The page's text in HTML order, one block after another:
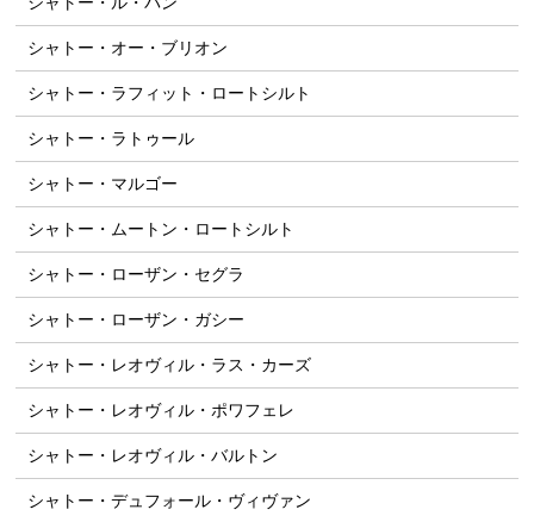
シャトー・オー・ブリオン
シャトー・ラフィット・ロートシルト
シャトー・ラトゥール
シャトー・マルゴー
シャトー・ムートン・ロートシルト
シャトー・ローザン・セグラ
シャトー・ローザン・ガシー
シャトー・レオヴィル・ラス・カーズ
シャトー・レオヴィル・ポワフェレ
シャトー・レオヴィル・バルトン
シャトー・デュフォール・ヴィヴァン